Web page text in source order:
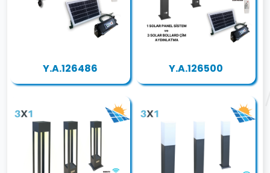
Y.A.126486 Y.A.126500